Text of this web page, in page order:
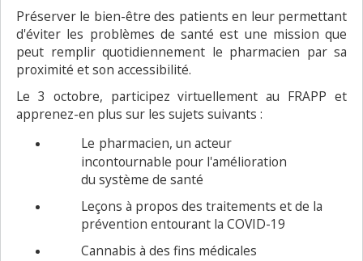
Préserver le bien-être des patients en leur permettant
d'éviter les problèmes de santé est une mission que
peut remplir quotidiennement le pharmacien par sa
proximité et son accessibilité.
Le 3 octobre, participez virtuellement au FRAPP et
apprenez-en plus sur les sujets suivants :
Le pharmacien, un acteur
incontournable pour l'amélioration
du système de santé
Leçons à propos des traitements et de la
prévention entourant la COVID-19
Cannabis à des fins médicales